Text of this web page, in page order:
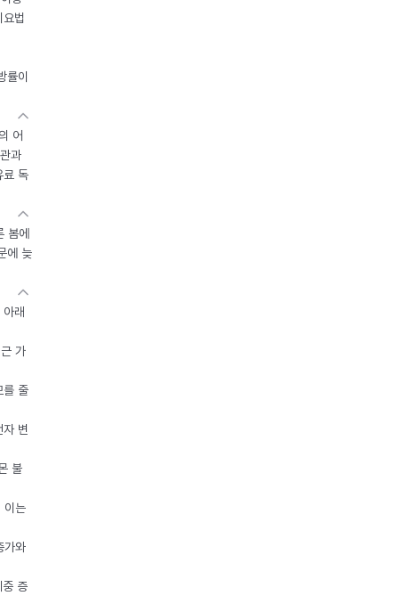
법
률이
어
과
료 독
봄에
에 늦
래
가
를 줄
변
불
이는
가와
중 증